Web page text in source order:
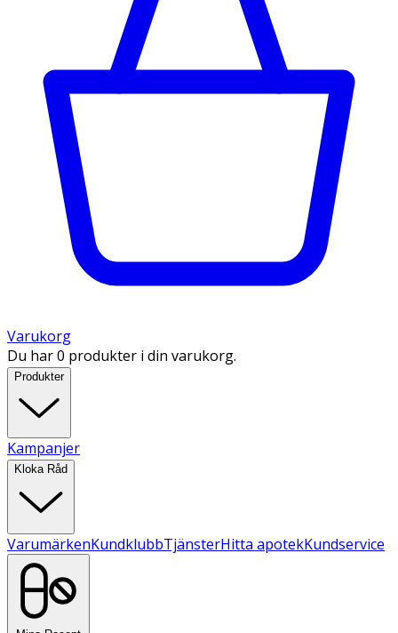
Varukorg
Du har 0 produkter i din varukorg.
Produkter
Kampanjer
Kloka Råd
VarumärkenKundklubbTjänsterHitta apotekKundservice